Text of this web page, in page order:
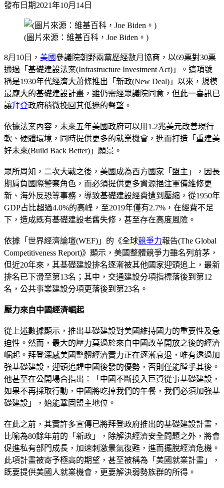
發布日期2021年10月14日
(圖片來源：維基百科，Joe Biden。)
8月10日， 美國參議院朝野兩黨歷經數月協商，以69票對30票
通過「基礎建設法案(Infrastructure Investment Act)」。這項號
稱是1930年代經濟大蕭條推出「新政(New Deal)」以來，規模
最龐大的基礎建設計畫，雖仍需經眾議院同意，但此一喜訊已
讓拜登政府稍微挽回其低迷的聲望。
依據法案內容，未來五年美國政府可以用1.2兆美元改善現行
軟、硬體環境，同時提供更多的就業機會，進而打造「重建美
好未來(Build Back Better)」願景。
眾所周知，二次大戰之後，美國成為西方國家「盟主」，因長
期肩負國際警察角色，而必須提供更多資源挹注軍備維修更
新、海外反恐等事務，導致基礎建設經費遭到壓縮，從1950年
GDP占比超過4.0%的高峰，至2019年僅有2.7%，在經費不足
下，造成既有基礎建設老舊失修，甚至存在高度風險。
依據「世界經濟論壇(WEF)」的《全球競爭力報告(The Global
Competitiveness Report)》顯示，美國整體競爭力雖名列前茅，
但近20年來，其基礎建設排名逐漸被其他國家迎頭追上，最新
排名已下滑至第13名；其中，交通建設分項指標落後到第12
名，公共事業建設分項更落後到第23名。
壓力來自中國經濟崛起
從上述數據顯示，推出基礎建設對美國維持國力的重要性及急
迫性。然而，最大的壓力莫過於來自中國改革開放之後的經濟
崛起。拜登深感美國整體經濟實力正在逐漸衰退，唯有透過加
強基礎建設，迎頭追趕中國後發的優勢，否則僅能瞠乎其後。
他甚至在公開場合指出：「中國不斷投入巨資從事基礎建設，
如果不再採取行動，中國將吃掉我們的午餐，我們必須加強基
礎建設」，始能鞏固盟主地位。
在此之前，其實許多宣傳已將拜登政府推出的基礎建設計畫，
比喻為80餘年前的「新政」，除解決經濟安全問題之外，將會
促進私有部門成長，加速刺激景氣復甦，進而擺脫經濟危機。
此項計畫被寄予極高的期望，甚至被稱為「美國就業計畫」，
既要提供美國人就業機會，更要解決弱勢族群的所得。